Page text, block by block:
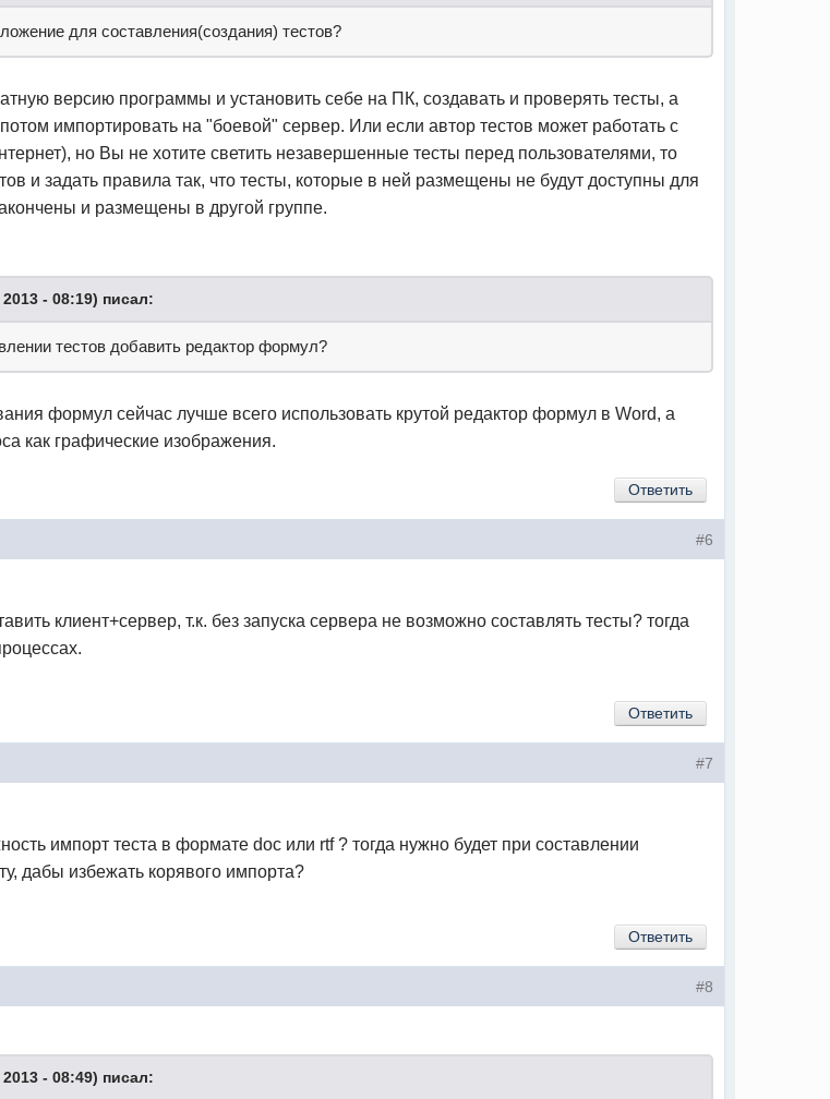
для составления(создания) тестов?
версию программы и установить себе на ПК, создавать и проверять тесты, а
импортировать на "боевой" сервер. Или если автор тестов может работать с
но Вы не хотите светить незавершенные тесты перед пользователями, то
и задать правила так, что тесты, которые в ней размещены не будут доступны для
и размещены в другой группе.
- 08:19) писал:
тестов добавить редактор формул?
формул сейчас лучше всего использовать крутой редактор формул в Word, а
как графические изображения.
Ответить
#6
клиент+сервер, т.к. без запуска сервера не возможно составлять тесты? тогда
Ответить
#7
импорт теста в формате doc или rtf ? тогда нужно будет при составлении
дабы избежать корявого импорта?
Ответить
#8
- 08:49) писал: